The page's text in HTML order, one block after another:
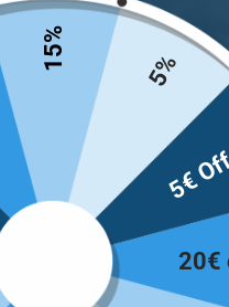
Jésus-Christ
299.00
Choix des options
Voici le seul résultat
20€
15% 5%
5€